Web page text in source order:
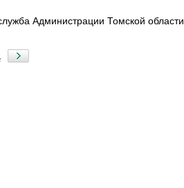
Администрации Томской области.